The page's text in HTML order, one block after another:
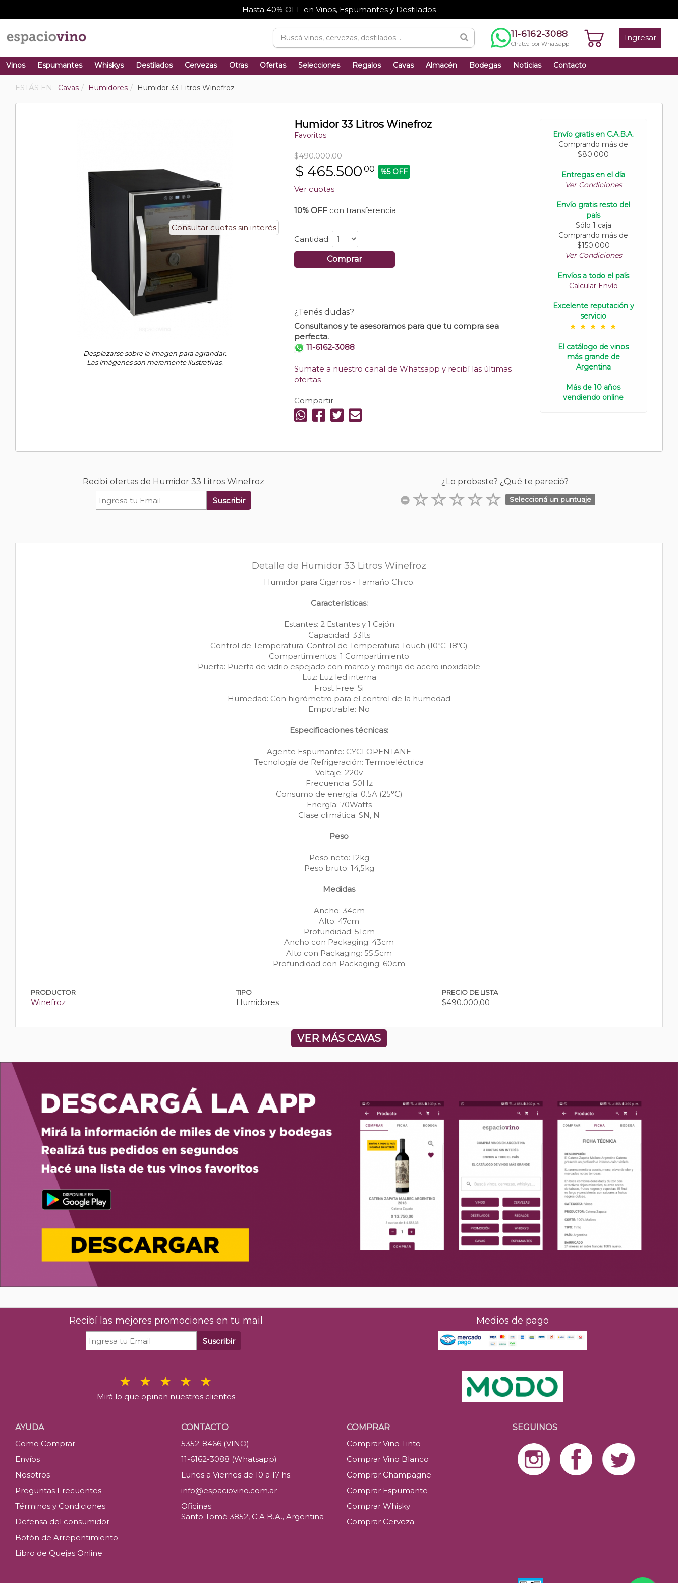
Hasta 40% OFF en Vinos, Espumantes y Destilados
11-6162-3088
Chateá por Whatsapp
Ingresar
Vinos Espumantes Whiskys Destilados Cervezas Otras Ofertas Selecciones Regalos Cavas Almacén Bodegas Noticias Contacto
ESTÁS EN: Cavas Humidores Humidor 33 Litros Winefroz
Consultar cuotas sin interés
Desplazarse sobre la imagen para agrandar.
Las imágenes son meramente ilustrativas.
Humidor 33 Litros Winefroz
Favoritos
$490.000,00
$ 465.500 00 %5 OFF
Ver cuotas
10% OFFcon transferencia
Cantidad:
Comprar
¿Tenés dudas?
Consultanos y te asesoramos para que tu compra sea
perfecta.
11-6162-3088
Sumate a nuestro canal de Whatsapp y recibí las últimas
ofertas
Compartir
Envío gratis en C.A.B.A.
Comprando más de
$80.000
Entregas en el día
Ver Condiciones
Envío gratis resto del
país
Sólo 1 caja
Comprando más de
$150.000
Ver Condiciones
Envíos a todo el país
Calcular Envío
Excelente reputación y
servicio
El catálogo de vinos
más grande de
Argentina
Más de 10 años
vendiendo online
Recibí ofertas de Humidor 33 Litros Winefroz
Suscribir
¿Lo probaste? ¿Qué te pareció?
Seleccioná un puntuaje
Detalle de Humidor 33 Litros Winefroz
Humidor para Cigarros - Tamaño Chico.
Características:
Estantes: 2 Estantes y 1 Cajón
Capacidad: 33lts
Control de Temperatura: Control de Temperatura Touch (10ºC-18ºC)
Compartimientos: 1 Compartimiento
Puerta: Puerta de vidrio espejado con marco y manija de acero inoxidable
Luz: Luz led interna
Frost Free: Si
Humedad: Con higrómetro para el control de la humedad
Empotrable: No
Especificaciones técnicas:
Agente Espumante: CYCLOPENTANE
Tecnología de Refrigeración: Termoeléctrica
Voltaje: 220v
Frecuencia: 50Hz
Consumo de energía: 0.5A (25°C)
Energía: 70Watts
Clase climática: SN, N
Peso
Peso neto: 12kg
Peso bruto: 14,5kg
Medidas
Ancho: 34cm
Alto: 47cm
Profundidad: 51cm
Ancho con Packaging: 43cm
Alto con Packaging: 55,5cm
Profundidad con Packaging: 60cm
PRODUCTOR
Winefroz
TIPO
Humidores
PRECIO DE LISTA
$490.000,00
VER MÁS CAVAS
Recibí las mejores promociones en tu mail
Suscribir
Mirá lo que opinan nuestros clientes
Medios de pago
AYUDA
Como Comprar
Envíos
Nosotros
Preguntas Frecuentes
Términos y Condiciones
Defensa del consumidor
Botón de Arrepentimiento
Libro de Quejas Online
CONTACTO
5352-8466 (VINO)
11-6162-3088 (Whatsapp)
Lunes a Viernes de 10 a 17 hs.
info@espaciovino.com.ar
Oficinas:
Santo Tomé 3852, C.A.B.A., Argentina
COMPRAR
Comprar Vino Tinto
Comprar Vino Blanco
Comprar Champagne
Comprar Espumante
Comprar Whisky
Comprar Cerveza
SEGUINOS